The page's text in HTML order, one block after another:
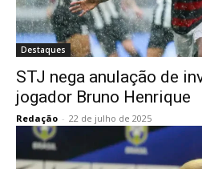
Destaques
STJ nega anulação de
jogador Bruno Henrique
Redação - 22 de julho de 2025